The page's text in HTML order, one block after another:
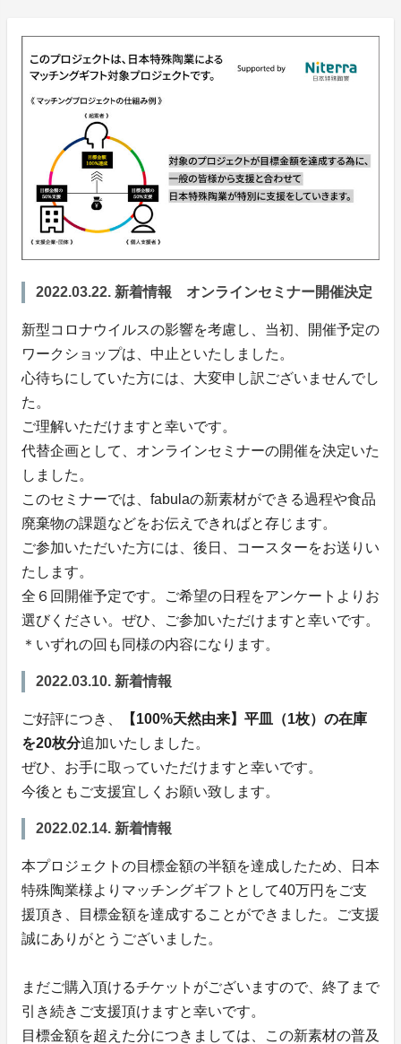
2022.03.22. 新着情報 オンラインセミナー開催決定
新型コロナウイルスの影響を考慮し、当初、開催予定の
ワークショップは、中止といたしました。
心待ちにしていた方には、大変申し訳ございませんでし
た。
ご理解いただけますと幸いです。
代替企画として、オンラインセミナーの開催を決定いた
しました。
このセミナーでは、fabulaの新素材ができる過程や食品
廃棄物の課題などをお伝えできればと存じます。
ご参加いただいた方には、後日、コースターをお送りい
たします。
全６回開催予定です。ご希望の日程をアンケートよりお
選びください。ぜひ、ご参加いただけますと幸いです。
＊いずれの回も同様の内容になります。
2022.03.10. 新着情報
ご好評につき、
【100%天然由来】平皿（1枚）の在庫
を20枚分追加いたしました。
ぜひ、お手に取っていただけますと幸いです。
今後ともご支援宜しくお願い致します。
2022.02.14. 新着情報
本プロジェクトの目標金額の半額を達成したため、日本
特殊陶業様よりマッチングギフトとして40万円をご支
援頂き、目標金額を達成することができました。ご支援
誠にありがとうございました。
まだご購入頂けるチケットがございますので、終了まで
引き続きご支援頂けますと幸いです。
目標金額を超えた分につきましては、この新素材の普及